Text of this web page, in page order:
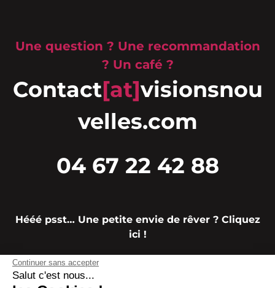
Salut c'est nous...
les Cookies !
Une question ? Une recommandation
? Un café ?
Contact[at]visionsnou
velles.com
04 67 22 42 88
Hééé psst… Une petite envie de rêver ? Cliquez
ici !